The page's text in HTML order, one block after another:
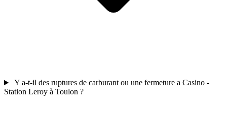
Y a-t-il des ruptures de carburant ou une fermeture a Casino -
Station Leroy à Toulon ?